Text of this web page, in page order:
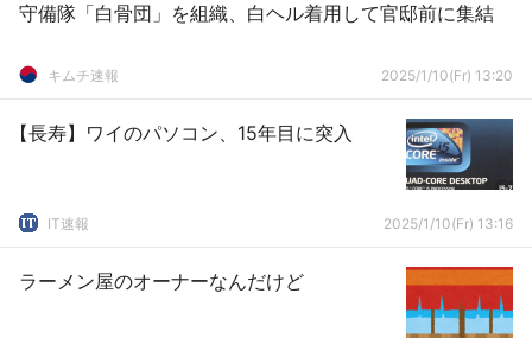
守備隊「白骨団」を組織、白ヘル着用して官邸前に集結
キムチ速報 2025/1/10(Fr) 13:20
【長寿】ワイのパソコン、15年目に突入
IT速報 2025/1/10(Fr) 13:16
ラーメン屋のオーナーなんだけど